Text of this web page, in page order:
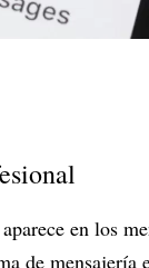
en los
de mensajería